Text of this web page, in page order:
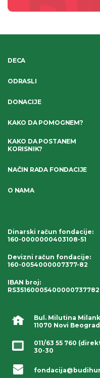
Bul. Milutina
11070 Novi Beograd
011/63 55 760
30-30
DECA
ODRASLI
DONACIJE
KAKO DA POMOGNEM?
KAKO DA POSTANEM
KORISNIK?
NAČIN RADA FONDACIJE
O NAMA
Dinarski račun fondacije:
160-0000000403108-51
Devizni račun fondacije:
160-0054000007377-82
IBAN broj:
RS35160005400000737782